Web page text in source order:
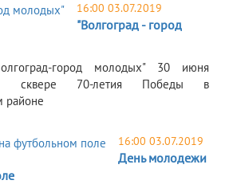
16:00 03.07.2019
"Волгоград - город
город молодых" 30 июня
сквере 70-летия Победы в
районе
16:00 03.07.2019
День молодежи